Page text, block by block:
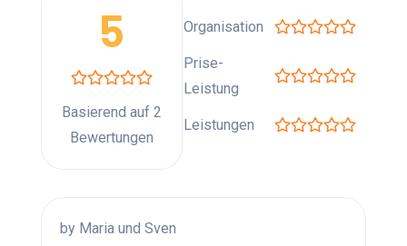
5
Basierend auf 2
Bewertungen
Organisation
Prise-
Leistung
Leistungen
by Maria und Sven